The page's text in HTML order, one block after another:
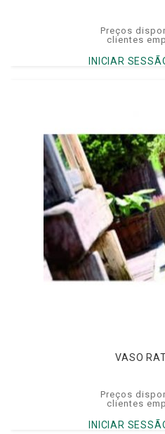
Preços
clientes
INICIAR
VASO
Preços
clientes
INICIAR